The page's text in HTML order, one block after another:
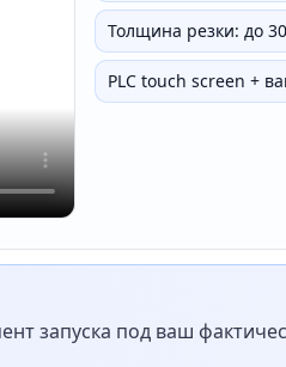
Толщина резки: до
PLC touch screen +
запуска под ваш